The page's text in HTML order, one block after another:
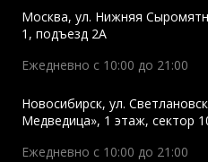
Москва, ул. Нижняя
1, подъезд 2A
Ежедневно с 10:00 до 21:00
Новосибирск, ул.
Медведица», 1 этаж, сектор
Ежедневно с 10:00 до 21:00